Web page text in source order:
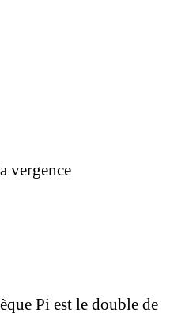
vergence
Pi est le double de